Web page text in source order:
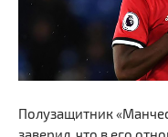
Полузащитник